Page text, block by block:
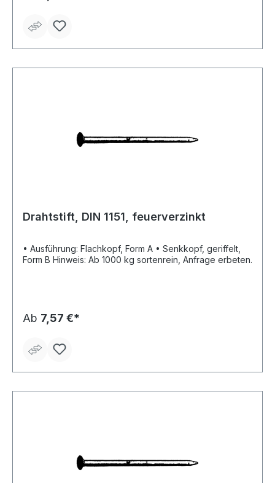
Drahtstift, DIN 1151, feuerverzinkt
• Ausführung: Flachkopf, Form A • Senkkopf, geriffelt,
Form B Hinweis: Ab 1000 kg sortenrein, Anfrage erbeten.
Ab 7,57 €*